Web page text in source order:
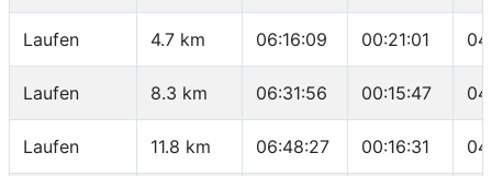
Laufen 4.7 km 06:16:09 00:21:01
Laufen 8.3 km 06:31:56 00:15:47
Laufen 11.8 km 06:48:27 00:16:31